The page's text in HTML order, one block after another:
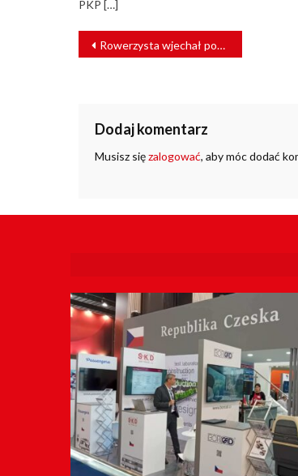
PKP […]
NAWIGACJA
WPISU
Rowerzysta wjechał pod pociąg. Zginął na miejscu
Dodaj komentarz
Musisz sięzalogować, aby móc dodać